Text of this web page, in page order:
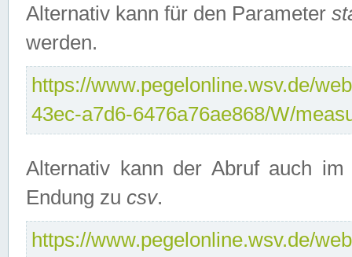
Alternativ kann für den Parameter
werden.
https://www.pegelonline.wsv.de/
43ec-a7d6-6476a76ae868/W/
Alternativ kann der Abruf auch
Endung zu csv.
https://www.pegelonline.wsv.de/